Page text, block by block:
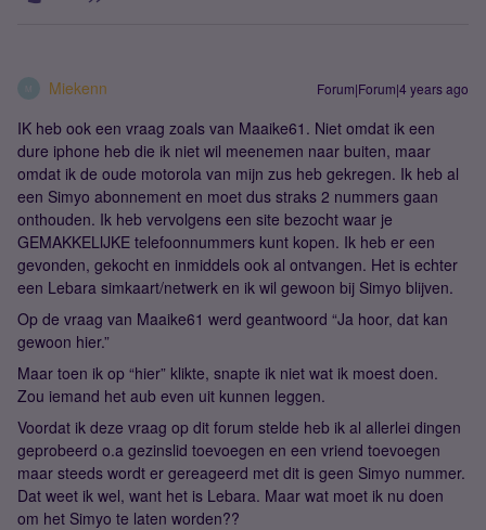
M Miekenn Forum|Forum|4 years ago
IK heb ook een vraag zoals van Maaike61. Niet omdat ik een
dure iphone heb die ik niet wil meenemen naar buiten, maar
omdat ik de oude motorola van mijn zus heb gekregen. Ik heb al
een Simyo abonnement en moet dus straks 2 nummers gaan
onthouden. Ik heb vervolgens een site bezocht waar je
GEMAKKELIJKE telefoonnummers kunt kopen. Ik heb er een
gevonden, gekocht en inmiddels ook al ontvangen. Het is echter
een Lebara simkaart/netwerk en ik wil gewoon bij Simyo blijven.
Op de vraag van Maaike61 werd geantwoord “Ja hoor, dat kan
gewoon hier.”
Maar toen ik op “hier” klikte, snapte ik niet wat ik moest doen.
Zou iemand het aub even uit kunnen leggen.
Voordat ik deze vraag op dit forum stelde heb ik al allerlei dingen
geprobeerd o.a gezinslid toevoegen en een vriend toevoegen
maar steeds wordt er gereageerd met dit is geen Simyo nummer.
Dat weet ik wel, want het is Lebara. Maar wat moet ik nu doen
om het Simyo te laten worden??